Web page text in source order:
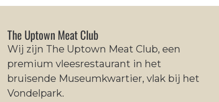
The Uptown Meat Club
Wij zijn The Uptown Meat Club, een
premium vleesrestaurant in het
bruisende Museumkwartier, vlak bij het
Vondelpark.